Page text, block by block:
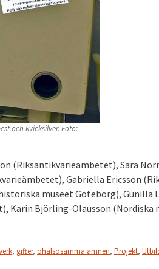
och kvicksilver. Foto:
(Riksantikvarieämbetet), Sara
Gabriella Ericsson
museet Göteborg), Gunilla
Karin Björling-Olausson (Nordiska
, gifter, ohälsosamma ämnen, Projekt,